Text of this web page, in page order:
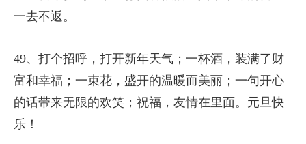
一去不返。
49、打个招呼，打开新年天气；一杯酒，装满了财
富和幸福；一束花，盛开的温暖而美丽；一句开心
的话带来无限的欢笑；祝福，友情在里面。元旦快
乐！